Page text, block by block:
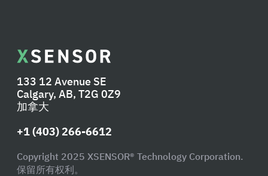
133 12 Avenue SE
Calgary, AB, T2G 0Z9
加拿大
+1 (403) 266-6612
Copyright 2025 XSENSOR® Technology Corporation.
保留所有权利。